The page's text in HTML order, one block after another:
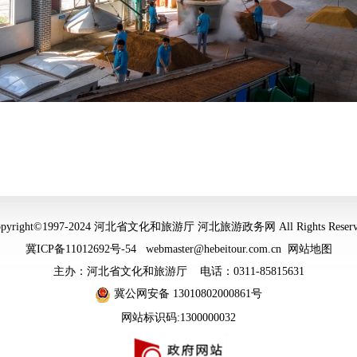
2024 河北省文化和旅游厅 河北旅游政务网 All Rights
冀ICP备11012692号-54webmaster@hebeitour.com.cn
网站地图
主办：河北省文化和旅游厅 电话：0311-85815631
冀公网安备 13010802000861号
网站标识码:1300000032